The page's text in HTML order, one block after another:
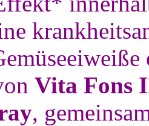
Vita Fons
,